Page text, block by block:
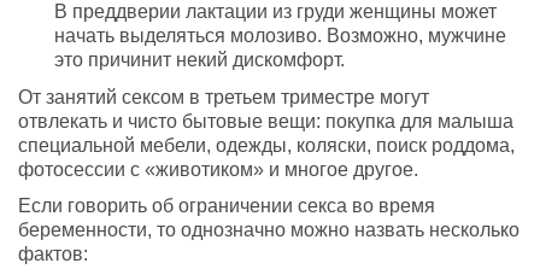
В преддверии лактации из груди женщины может
начать выделяться молозиво. Возможно, мужчине
это причинит некий дискомфорт.
От занятий сексом в третьем триместре могут
отвлекать и чисто бытовые вещи: покупка для малыша
специальной мебели, одежды, коляски, поиск роддома,
фотосессии с «животиком» и многое другое.
Если говорить об ограничении секса во время
беременности, то однозначно можно назвать несколько
фактов: